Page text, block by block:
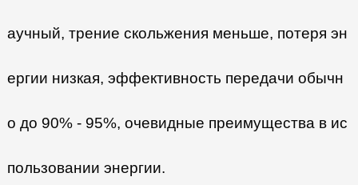
аучный, трение скольжения меньше, потеря эн
ергии низкая, эффективность передачи обычн
о до 90% - 95%, очевидные преимущества в ис
пользовании энергии.